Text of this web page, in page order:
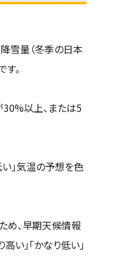
雪量（冬季の日本
。
30%以上、または5
い」気温の予想を色
め、早期天候情報
」「かなり低い」